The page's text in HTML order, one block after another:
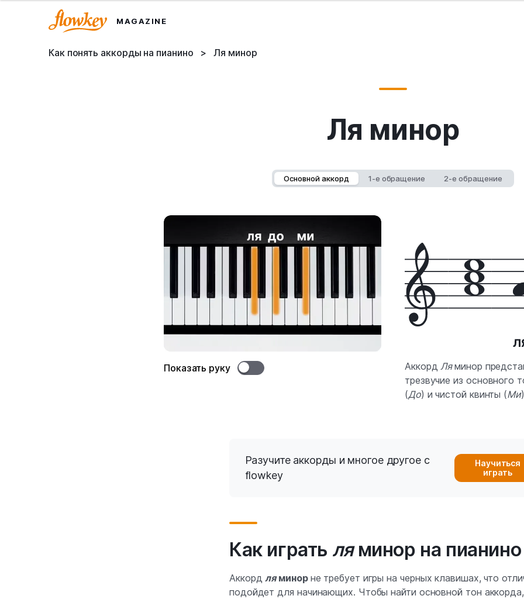
MAGAZINE
Как понять аккорды на пианино > Ля минор
Ля минор
Основной аккорд 1-е обращение 2-е обращение
Показать руку Аккорд Ляминор
трезвучие из основного
(До) и чистой квинты (Ми
Разучите аккорды и многое другое с
flowkey
Научиться
играть
Как играть ляминор на пианино
Аккордляминор не требует игры на черных клавишах, что
подойдет для начинающих. Чтобы найти основной тон аккорда,